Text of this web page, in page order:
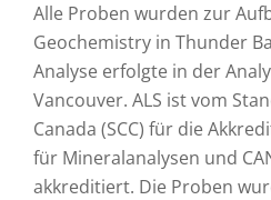
Alle Proben wurden zur
Geochemistry in Thunder
Analyse erfolgte in der
Vancouver. ALS ist vom
Canada (SCC) für die
für Mineralanalysen und
akkreditiert. Die Proben